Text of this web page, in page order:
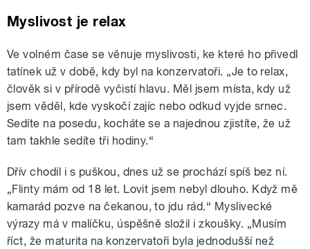
Myslivost je relax
Ve volném čase se věnuje myslivosti, ke které ho přivedl
tatínek už v době, kdy byl na konzervatoři. „Je to relax,
člověk si v přírodě vyčistí hlavu. Měl jsem místa, kdy už
jsem věděl, kde vyskočí zajíc nebo odkud vyjde srnec.
Sedíte na posedu, kocháte se a najednou zjistíte, že už
tam takhle sedíte tři hodiny.“
Dřív chodil i s puškou, dnes už se prochází spíš bez ní.
„Flinty mám od 18 let. Lovit jsem nebyl dlouho. Když mě
kamarád pozve na čekanou, to jdu rád.“ Myslivecké
výrazy má v malíčku, úspěšně složil i zkoušky. „Musím
říct, že maturita na konzervatoři byla jednodušší než